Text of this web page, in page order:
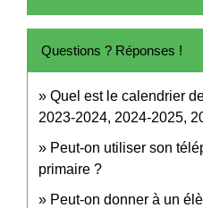
Questions ? Réponses !
Quel est le calendrier
2023-2024, 2024-2025,
Peut-on utiliser son
primaire ?
Peut-on donner à un